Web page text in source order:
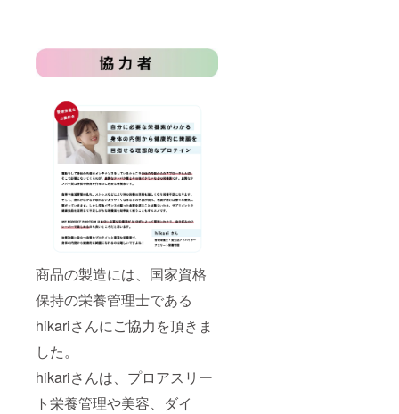
商品の製造には、国家資格
保持の栄養管理士である
hikariさんにご協力を頂きま
した。
hikariさんは、プロアスリー
ト栄養管理や美容、ダイ